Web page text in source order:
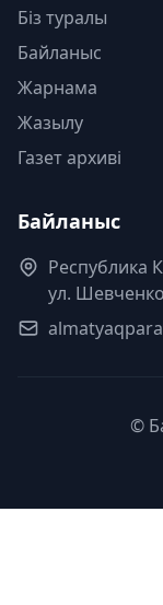
Біз туралы
Байланыс
Жарнама
Жазылу
Газет архиві
Байланыс
Республика
ул.
©